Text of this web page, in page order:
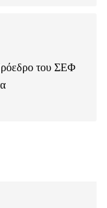
του ΣΕΦ